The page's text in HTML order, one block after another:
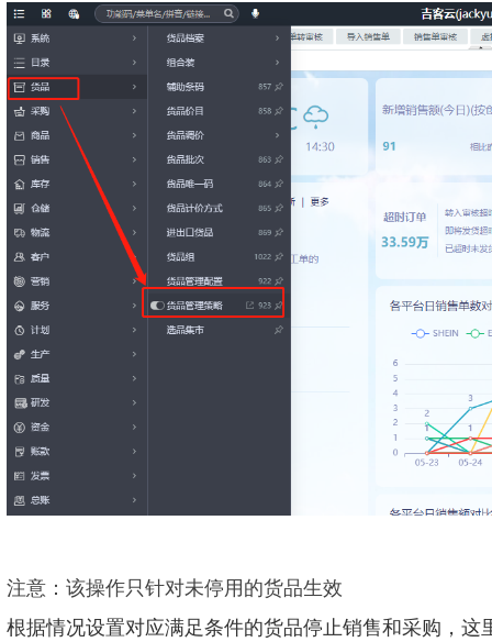
注意：该操作只针对未停用的货品生效
根据情况设置对应满足条件的货品停止销售和采购，这